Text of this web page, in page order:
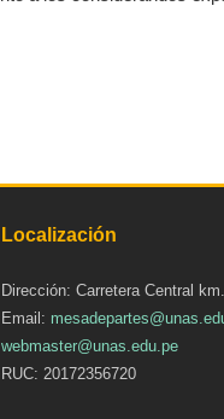
Localización
Dirección: Carretera Central
Email:
webmaster@unas.edu.pe
RUC: 20172356720